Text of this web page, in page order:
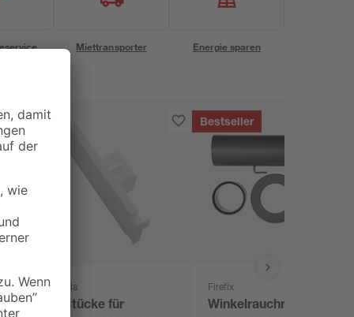
Miettransporter Energie sparen
Gardinia
Endstücke für
Bestseller
Firefix
Winkelrauchrohr-Set